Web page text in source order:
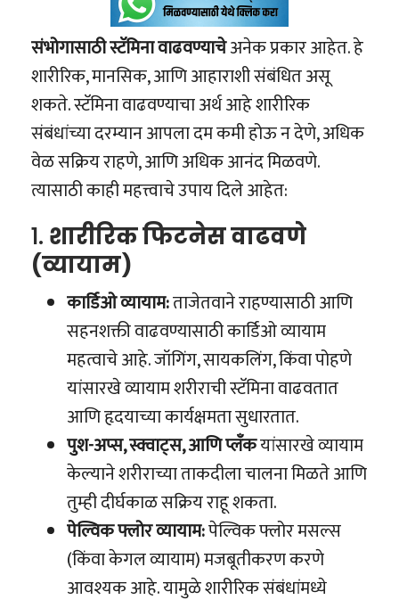
संभोगासाठी स्टॅमिना वाढवण्याचेअनेक प्रकार आहेत. हे
शारीरिक, मानसिक, आणि आहाराशी संबंधित असू
शकते. स्टॅमिना वाढवण्याचा अर्थ आहे शारीरिक
संबंधांच्या दरम्यान आपला दम कमी होऊ न देणे, अधिक
वेळ सक्रिय राहणे, आणि अधिक आनंद मिळवणे.
त्यासाठी काही महत्त्वाचे उपाय दिले आहेत:
१. शारीरिक फिटनेस वाढवणे
(व्यायाम)
कार्डिओ व्यायाम:ताजेतवाने राहण्यासाठी आणि
सहनशक्ती वाढवण्यासाठी कार्डिओ व्यायाम
महत्वाचे आहे. जॉगिंग, सायकलिंग, किंवा पोहणे
यांसारखे व्यायाम शरीराची स्टॅमिना वाढवतात
आणि हृदयाच्या कार्यक्षमता सुधारतात.
पुश-अप्स, स्क्वाट्स, आणि प्लँकयांसारखे व्यायाम
केल्याने शरीराच्या ताकदीला चालना मिळते आणि
तुम्ही दीर्घकाळ सक्रिय राहू शकता.
पेल्विक फ्लोर व्यायाम:पेल्विक फ्लोर मसल्स
(किंवा केगल व्यायाम) मजबूतीकरण करणे
आवश्यक आहे. यामुळे शारीरिक संबंधांमध्ये